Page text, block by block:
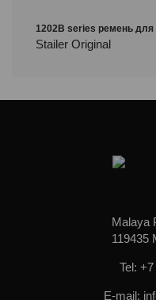
1202B series ремень для
Stailer Original
Malaya
119435
Tel:
E-mail: